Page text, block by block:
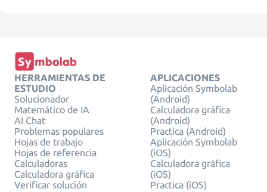
HERRAMIENTAS DE
ESTUDIO
Solucionador
Matemático de IA
AI Chat
Problemas populares
Hojas de trabajo
Hojas de referencia
Calculadoras
Calculadora gráfica
Verificar solución
APLICACIONES
Aplicación Symbolab
(Android)
Calculadora gráfica
(Android)
Practica (Android)
Aplicación Symbolab
(iOS)
Calculadora gráfica
(iOS)
Practica (iOS)